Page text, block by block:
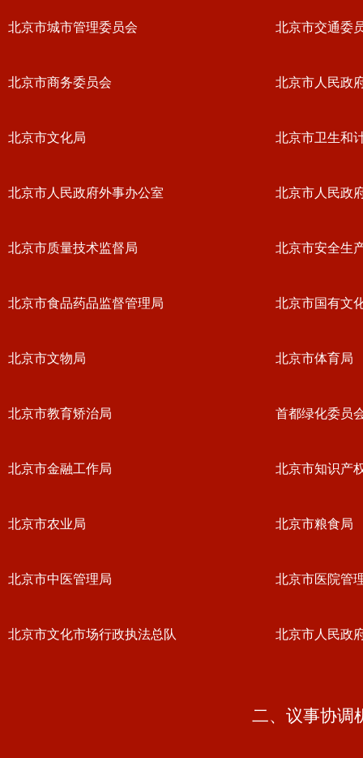
北京市城市管理委员会 北京市交通委
北京市商务委员会 北京市人民政
北京市文化局 北京市卫生和
北京市人民政府外事办公室 北京市人民政
北京市质量技术监督局 北京市安全生
北京市食品药品监督管理局 北京市国有文
北京市文物局 北京市体育局
北京市教育矫治局 首都绿化委员
北京市金融工作局 北京市知识产
北京市农业局 北京市粮食局
北京市中医管理局 北京市医院管
北京市文化市场行政执法总队 北京市人民政
二、议事协调